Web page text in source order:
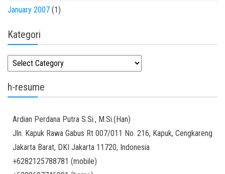
January 2007 (1)
Kategori
Kategori
h-resume
Ardian Perdana Putra S.Si., M.Si.(Han)
Jln. Kapuk Rawa Gabus Rt 007/011 No. 216, Kapuk, Cengkareng
Jakarta Barat, DKI Jakarta 11720, Indonesia
+6282125788781 (mobile)